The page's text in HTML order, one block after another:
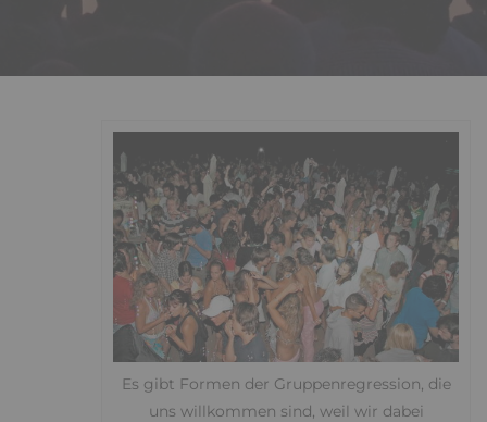
Es gibt Formen der Gruppenregression, die
uns willkommen sind, weil wir dabei